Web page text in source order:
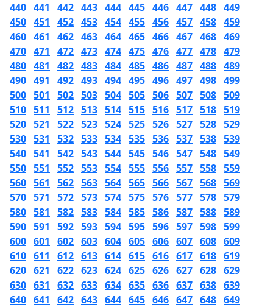
440 441 442 443 444 445 446 447 448 449
450 451 452 453 454 455 456 457 458 459
460 461 462 463 464 465 466 467 468 469
470 471 472 473 474 475 476 477 478 479
480 481 482 483 484 485 486 487 488 489
490 491 492 493 494 495 496 497 498 499
500 501 502 503 504 505 506 507 508 509
510 511 512 513 514 515 516 517 518 519
520 521 522 523 524 525 526 527 528 529
530 531 532 533 534 535 536 537 538 539
540 541 542 543 544 545 546 547 548 549
550 551 552 553 554 555 556 557 558 559
560 561 562 563 564 565 566 567 568 569
570 571 572 573 574 575 576 577 578 579
580 581 582 583 584 585 586 587 588 589
590 591 592 593 594 595 596 597 598 599
600 601 602 603 604 605 606 607 608 609
610 611 612 613 614 615 616 617 618 619
620 621 622 623 624 625 626 627 628 629
630 631 632 633 634 635 636 637 638 639
640 641 642 643 644 645 646 647 648 649